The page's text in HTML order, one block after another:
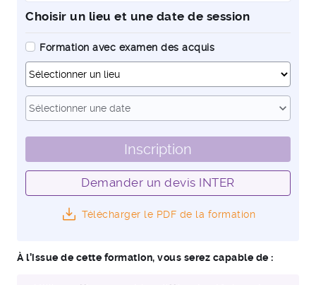
Choisir un lieu et une date de session
Formation avec examen des acquis
Sélectionner une date
expand_more
Inscription
Demander un devis INTER
Télécharger le PDF de la formation
À l’issue de cette formation, vous serez capable de :